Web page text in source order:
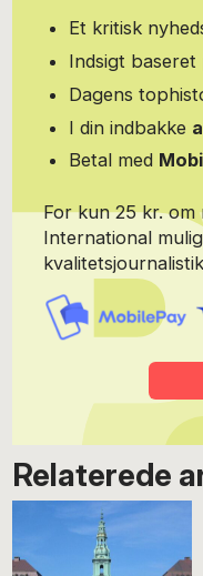
Et kritisk
Indsigt
Dagens
I din indbakke
Betal med
For kun 25 kr. om
International
Relaterede